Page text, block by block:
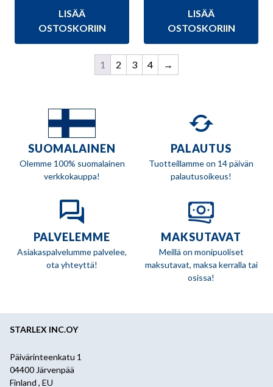
219,90 €.
179,90 €.
LISÄÄ
OSTOSKORIIN
239,90 €.
209,90 €.
LISÄÄ
OSTOSKORIIN
1 2 3 4 →
SUOMALAINEN
Olemme 100% suomalainen
verkkokauppa!
PALAUTUS
Tuotteillamme on 14 päivän
palautusoikeus!
PALVELEMME
Asiakaspalvelumme palvelee,
ota yhteyttä!
MAKSUTAVAT
Meillä on monipuoliset
maksutavat, maksa kerralla tai
osissa!
STARLEX INC.OY
Päivärinteenkatu 1
04400 Järvenpää
Finland , EU